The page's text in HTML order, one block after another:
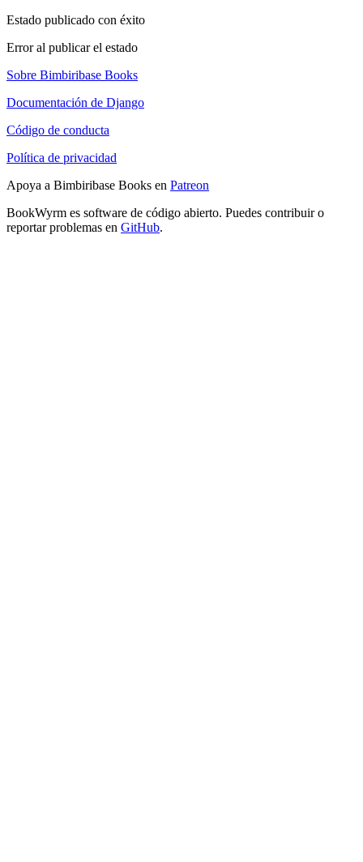
Estado publicado con éxito
Error al publicar el estado
Sobre Bimbiribase Books
Documentación de Django
Código de conducta
Política de privacidad
Apoya a Bimbiribase Books en Patreon
BookWyrm es software de código abierto. Puedes contribuir o
reportar problemas en GitHub.